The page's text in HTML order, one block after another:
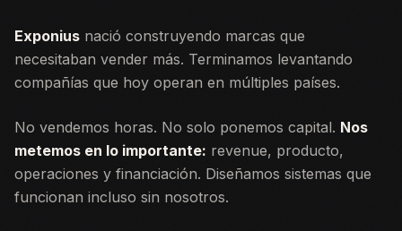
Exponius nació construyendo marcas que
necesitaban vender más. Terminamos levantando
compañías que hoy operan en múltiples países.
No vendemos horas. No solo ponemos capital. Nos
metemos en lo importante: revenue, producto,
operaciones y financiación. Diseñamos sistemas que
funcionan incluso sin nosotros.